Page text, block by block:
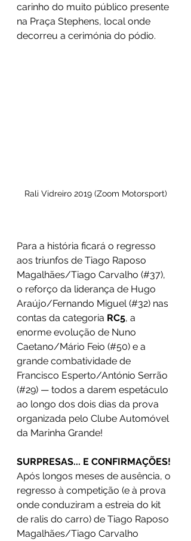
carinho do muito público presente
na Praça Stephens, local onde
decorreu a cerimónia do pódio.
Rali Vidreiro 2019 (Zoom Motorsport)
Para a história ficará o regresso
aos triunfos de Tiago Raposo
Magalhães/Tiago Carvalho (#37),
o reforço da liderança de Hugo
Araújo/Fernando Miguel (#32) nas
contas da categoria RC5, a
enorme evolução de Nuno
Caetano/Mário Feio (#50) e a
grande combatividade de
Francisco Esperto/António Serrão
(#29) — todos a darem espetáculo
ao longo dos dois dias da prova
organizada pelo Clube Automóvel
da Marinha Grande!
SURPRESAS... E CONFIRMAÇÕES!
Após longos meses de ausência, o
regresso à competição (e à prova
onde conduziram a estreia do kit
de ralis do carro) de Tiago Raposo
Magalhães/Tiago Carvalho